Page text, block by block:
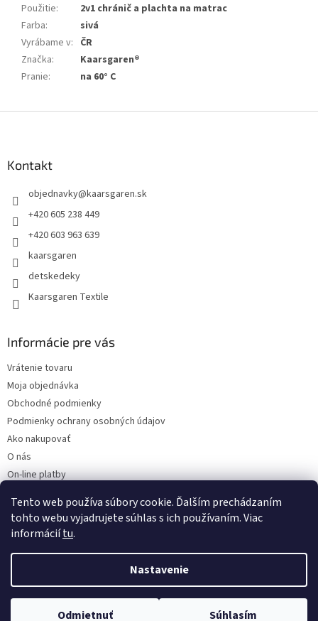
Tento web používa súbory cookie. Ďalším prechádzaním
tohto webu vyjadrujete súhlas s ich používaním. Viac
informáciítu.
Nastavenie
Odmietnuť Súhlasím
Použitie:
2v1 chránič a plachta na matrac
Farba:
sivá
Vyrábame v: ČR
Značka:
Kaarsgaren®
Pranie: na 60° C
Kontakt
objednavky@kaarsgaren.sk
+420 605 238 449
+420 603 963 639
kaarsgaren
detskedeky
Kaarsgaren Textile
Informácie pre vás
Vrátenie tovaru
Moja objednávka
Obchodné podmienky
Podmienky ochrany osobných údajov
Ako nakupovať
O nás
On-line platby
Čo dať do kočíka v zime?
Vytvoril Shoptet
Copyright 2026Kaarsgaren.sk . Všetky práva vyhradené.